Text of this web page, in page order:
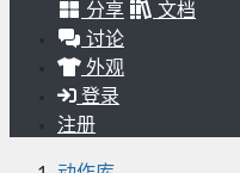
分享
文档
讨论
外观
登录
注册